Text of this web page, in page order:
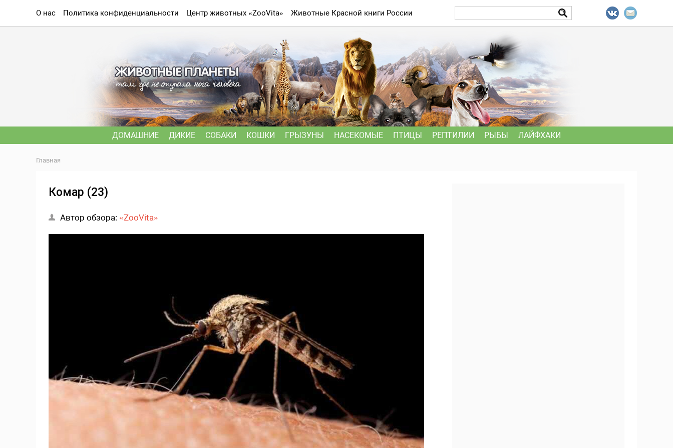
О нас Политика конфиденциальности Центр животных «ZooVita» Животные Красной книги России
ДОМАШНИЕ ДИКИЕ СОБАКИ КОШКИ ГРЫЗУНЫ НАСЕКОМЫЕ ПТИЦЫ РЕПТИЛИИ РЫБЫ ЛАЙФХАКИ
Главная
Комар (23)
Автор обзора: «ZooVita»